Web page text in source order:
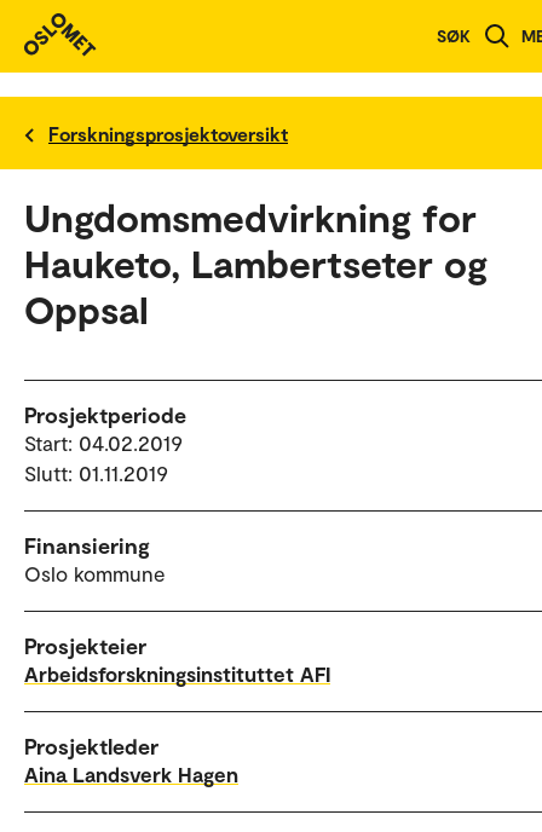
SØK
Forskningsprosjektoversikt
Ungdomsmedvirkning for
Hauketo, Lambertseter og
Oppsal
Prosjektperiode
Start: 04.02.2019
Slutt: 01.11.2019
Finansiering
Oslo kommune
Prosjekteier
Arbeidsforskningsinstituttet AFI
Prosjektleder
Aina Landsverk Hagen